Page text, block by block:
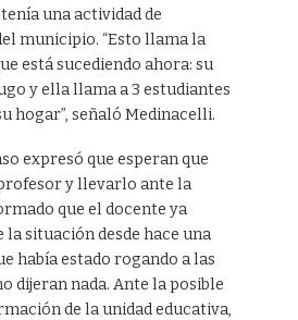
una actividad de
municipio. “Esto llama la
está sucediendo ahora: su
y ella llama a 3 estudiantes
hogar”, señaló Medinacelli.
expresó que esperan que
y llevarlo ante la
que el docente ya
la situación desde hace una
había estado rogando a las
dijeran nada. Ante la posible
de la unidad educativa,